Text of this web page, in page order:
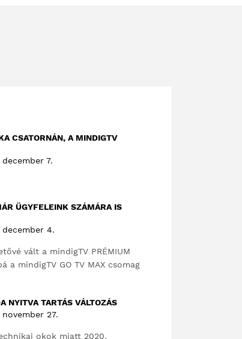
CSATORNÁN, A MINDIGTV
7.
ÜGYFELEINK SZÁMÁRA IS
december 4.
vált a mindigTV PRÉMIUM
a mindigTV GO TV MAX csomag
NYITVA TARTÁS VÁLTOZÁS
27.
okok miatt 2020.